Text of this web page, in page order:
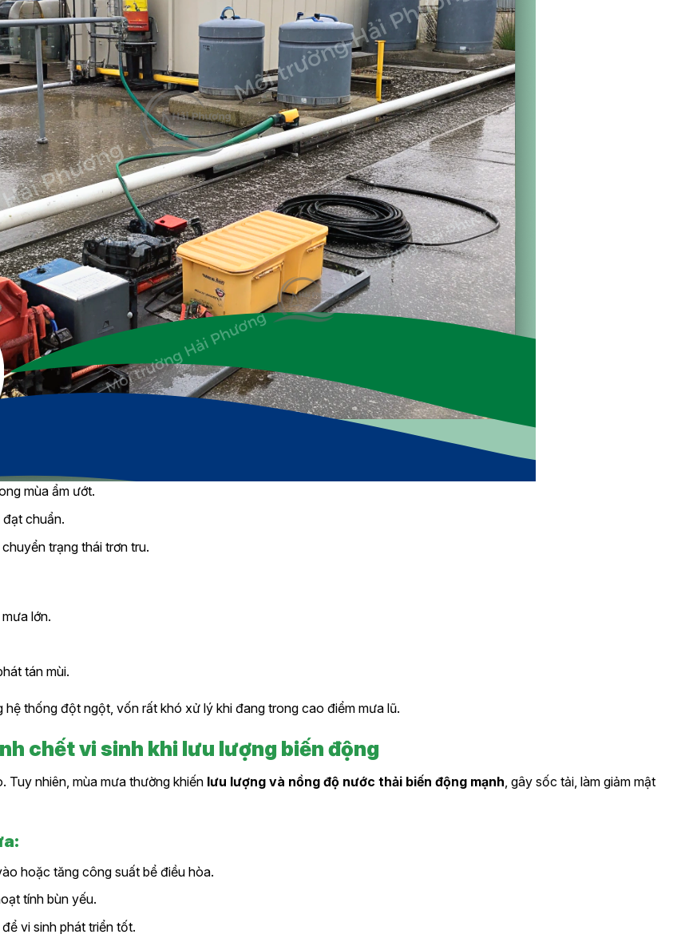
mùa ẩm ướt.
chuẩn.
trạng thái trơn tru.
lớn.
tán mùi.
thống đột ngột, vốn rất khó xử lý khi đang trong cao điểm mưa lũ.
chết vi sinh khi lưu lượng biến động
Tuy nhiên, mùa mưa thường khiến lưu lượng và nồng độ nước thải biến động mạnh , gây sốc tải, làm giảm mật
hoặc tăng công suất bể điều hòa.
tính bùn yếu.
vi sinh phát triển tốt.